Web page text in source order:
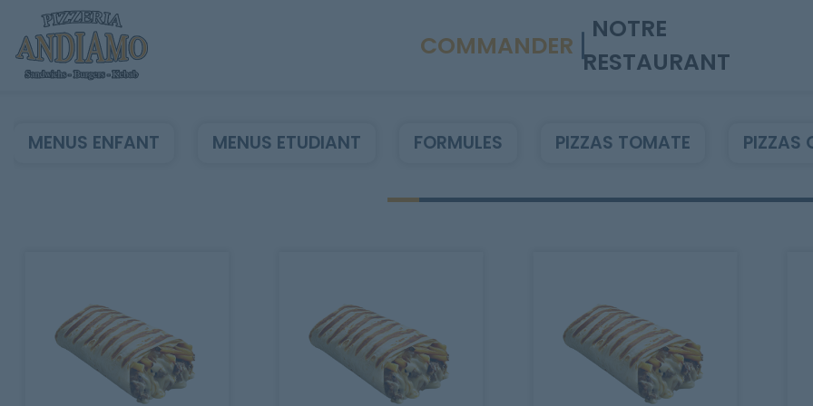
C.G.V
Contact
Mentions Légales
COMMANDER
NOTRE
RESTAURANT
MENUS ENFANT MENUS ETUDIANT FORMULES PIZZAS TOMATE PIZZAS